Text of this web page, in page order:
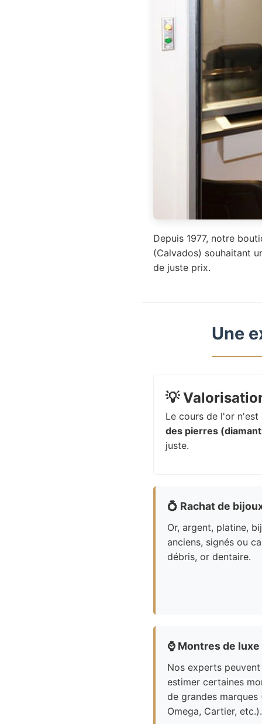
Depuis 1977, notre
(Calvados) souhaitant
de juste prix.
Une
💡
Le cours de l'or
des pierres
juste.
💍 Rachat de
Or, argent, platine,
anciens, signés ou
débris, or dentaire.
⌚ Montres de luxe
Nos experts peuvent
estimer certaines
de grandes marques
Omega, Cartier, etc.).